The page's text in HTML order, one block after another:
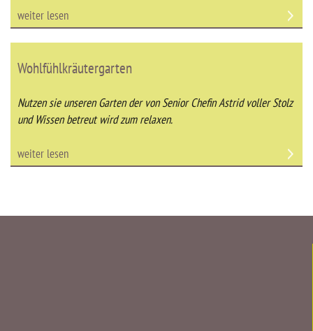
weiter lesen
Wohlfühlkräutergarten
Nutzen sie unseren Garten der von Senior Chefin Astrid voller Stolz
und Wissen betreut wird zum relaxen.
weiter lesen